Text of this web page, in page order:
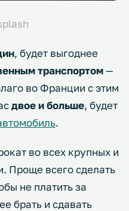
, будет выгоднее
транспортом—
во Франции с этим
двое и больше, будет
.
во всех крупных и
Проще всего сделать
не платить за
брать и сдавать